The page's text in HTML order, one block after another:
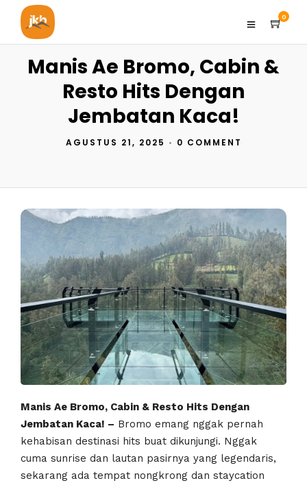
0
Manis Ae Bromo, Cabin &
Resto Hits Dengan
Jembatan Kaca!
AGUSTUS 21, 2025 • 0 COMMENT
Manis Ae Bromo, Cabin & Resto Hits Dengan
Jembatan Kaca! – Bromo emang nggak pernah
kehabisan destinasi hits buat dikunjungi. Nggak
cuma sunrise dan lautan pasirnya yang legendaris,
sekarang ada tempat nongkrong dan staycation